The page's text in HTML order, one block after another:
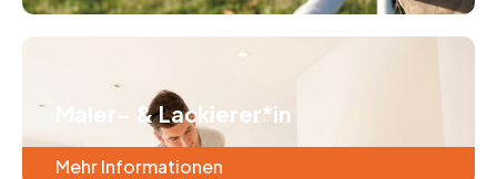
Maler- & Lackierer*in
Mehr Informationen